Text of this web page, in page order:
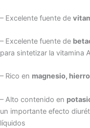
– Excelente fuente de
– Excelente fuente de
para sintetizar la vitamina
– Rico en magnesio, hierro
– Alto contenido en
un importante efecto
líquidos